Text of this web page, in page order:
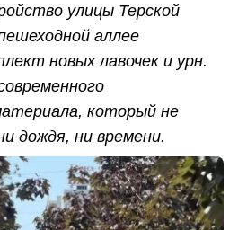
улицы Терской
аллее
новых лавочек и урн.
который не
дождя, ни времени.